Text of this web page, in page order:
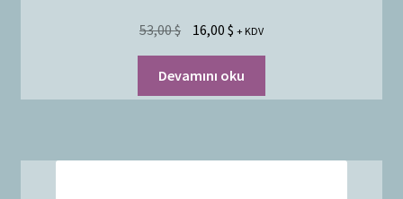
53,00$ 16,00 $ + KDV
Devamını oku